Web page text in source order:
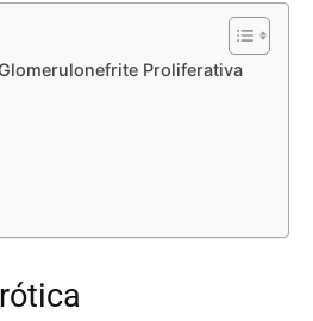
Proliferativa